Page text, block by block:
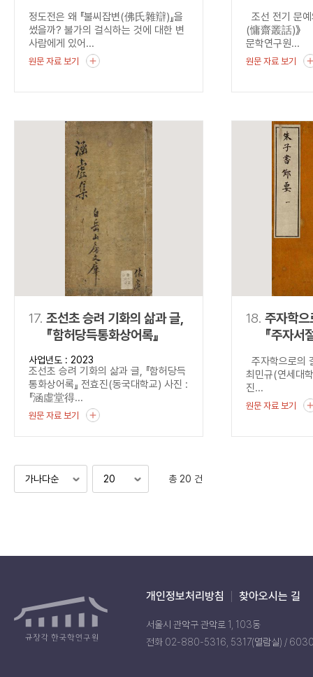
정도전은 왜 『불씨잡변(佛氏雜辯)』을
썼을까? 불가의 걸식하는 것에 대한 변
사람에게 있어...
원문 자료 보기
조선 전기 문
(慵齋叢話)》
문학연구원...
원문 자료 보기
17. 조선초 승려 기화의 삶과 글,
『함허당득통화상어록』
사업년도 : 2023
조선초 승려 기화의 삶과 글, 『함허당득
통화상어록』 전효진(동국대학교) 사진 :
『涵虛堂得...
원문 자료 보기
18. 주자학
『주자서
주자학으로의
최민규(연세
진...
원문 자료 보기
총 20 건
개인정보처리방침 찾아오시는 길
서울시 관악구 관악로 1, 103동
전화 02-880-5316, 5317(열람실) /